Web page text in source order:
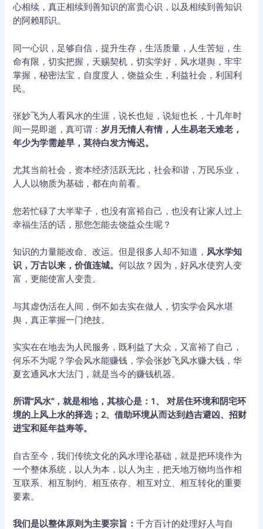
心相续，真正相续到善知识的富贵心识，以及相续到善知识
的阿赖耶识。
同一心识，足够自信，提升生存，生活质量，人生苦短，生
命有限，切实把握，天赐契机，切实学好，风水堪舆，牢牢
掌握，秘密法宝，自度度人，饶益众生，利益社会，利国利
民。
张妙飞为人看风水的生涯，说长也短，说短也长，十几年时
间一晃即逝，真可谓：岁月无情人有情，人生易老天难老，
年少为学需趁早，莫待白发方悔迟。
尤其当前社会，资本经济活跃无比，社会和谐，万民乐业，
人人以物质为基础，都在向前看。
您若忙碌了大半辈子，也没有富裕自己，也没有让家人过上
幸福生活的话，那您怎能去饶益众生呢？
知识的力量能改命、改运。但是很多人却不知道， 风水学知
识，万古以来，价值连城。何以故？因为，好风水使穷人变
富，更能使富人变贵。
与其虚伪活在人间，倒不如去实在做人，切实学会风水堪
舆，真正掌握一门绝技。
实实在在地去为人民服务，既利益了大众，又富裕了自己，
何乐不为呢？学会风水能赚钱，学会张妙飞风水赚大钱，华
夏玄通风水大法门，就是当今的赚钱机器。
所谓“风水”，就是相地，其核心是：1、 对居住环境和阴宅环
境的上风上水的择选；2、借助环境从而达到趋吉避凶、招财
进宝和延年益寿等。
自古至今，我们传统文化的风水理论基础，就是把环境作为
一个整体系统，以人为本，以人为主，把天地万物均当作相
互联系、相互制约、相互依存、相互对立、相互转化的重要
要素。
我们是以整体原则为主要宗旨：千方百计的处理好人与自